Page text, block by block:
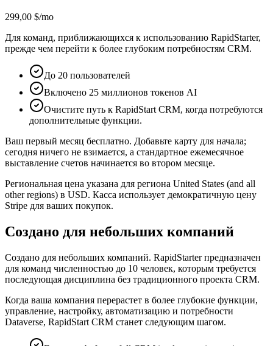
299,00 $/mo
Для команд, приближающихся к использованию RapidStarter,
прежде чем перейти к более глубоким потребностям CRM.
До 20 пользователей
Включено 25 миллионов токенов AI
Очистите путь к RapidStart CRM, когда потребуются
дополнительные функции.
Ваш первый месяц бесплатно. Добавьте карту для начала;
сегодня ничего не взимается, а стандартное ежемесячное
выставление счетов начинается во втором месяце.
Региональная цена указана для региона United States (and all
other regions) в USD. Касса использует демократичную цену
Stripe для ваших покупок.
Создано для небольших компаний
Создано для небольших компаний. RapidStarter предназначен
для команд численностью до 10 человек, которым требуется
последующая дисциплина без традиционного проекта CRM.
Когда ваша компания перерастет в более глубокие функции,
управление, настройку, автоматизацию и потребности
Dataverse, RapidStart CRM станет следующим шагом.